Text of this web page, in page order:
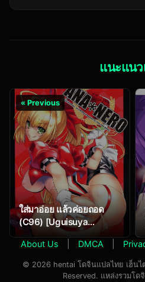
แนะแนว
« Previous
ใส่มาอ่อย แล้วค่อยถอด
(C96) [Uguisuya
(Uguisu Kagura)] ANA＊
NERO (Fate Grand
Order)
About Us DMCA
© 2026 hentai โดจินแปลไทย เฮ็น
Reserved. แหล่งรวมโด